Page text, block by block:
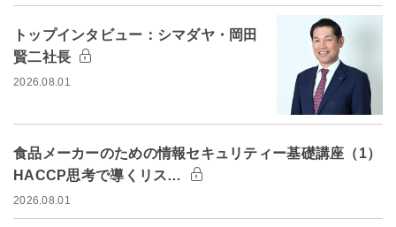
トップインタビュー：シマダヤ・岡田
賢二社長
2026.08.01
食品メーカーのための情報セキュリティー基礎講座（1）
HACCP思考で導くリス…
2026.08.01